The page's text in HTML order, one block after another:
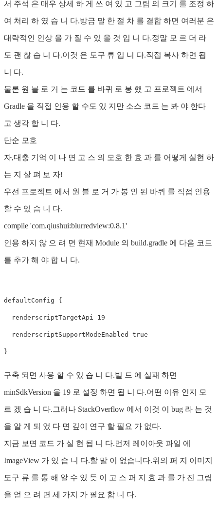
서 주석 은 매우 상세 하 게 쓰 여 있 고 그림 의 크기 를 조정 하
여 처리 하 였 습 니 다.방금 말 한 절 차 를 결합 하면 여러분 은
대략적인 인상 을 가 질 수 있 을 것 입 니 다.정말 모 르 더 라
도 괜 찮 습 니 다.이것 은 도구 류 입 니 다.직접 복사 하면 됩
니 다.
물론 원 블 로 거 는 코드 를 바퀴 로 봉 했 고 프로젝트 에서
Gradle 을 직접 인용 할 수도 있 지만 소스 코드 는 봐 야 한다
고 생각 합 니 다.
단순 모호
자,대충 기억 이 나 면 고 스 의 모호 한 효 과 를 어떻게 실현 하
는 지 살 펴 보 자!
우선 프로젝트 에서 원 블 로 거 가 봉 인 된 바퀴 를 직접 인용
할 수 있 습 니 다.
compile 'com.qiushui:blurredview:0.8.1'
인용 하지 않 으 려 면 현재 Module 의 build.gradle 에 다음 코드
를 추가 해 야 합 니 다.
defaultConfig {
  renderscriptTargetApi 19
  renderscriptSupportModeEnabled true
구축 되면 사용 할 수 있 습 니 다.빌 드 에 실패 하면
minSdkVersion 을 19 로 설정 하면 됩 니 다.어떤 이유 인지 모
르 겠 습 니 다.그러나 StackOverflow 에서 이것 이 bug 라 는 것
을 알 게 되 었 다 면 깊이 연구 할 필요 가 없다.
지금 보면 코드 가 실 현 됩 니 다.먼저 레이아웃 파일 에
ImageView 가 있 습 니 다.할 말 이 없습니다.위의 퍼 지 이미지
도구 류 를 통 해 알 수 있 듯 이 고 스 퍼 지 효 과 를 가 진 그림
을 얻 으 려 면 세 가지 가 필요 합 니 다.